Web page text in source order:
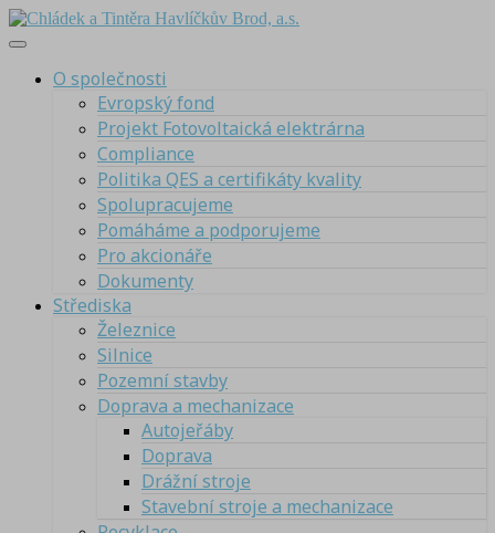
O společnosti
Evropský fond
Projekt Fotovoltaická elektrárna
Compliance
Politika QES a certifikáty kvality
Spolupracujeme
Pomáháme a podporujeme
Pro akcionáře
Dokumenty
Střediska
Železnice
Silnice
Pozemní stavby
Doprava a mechanizace
Autojeřáby
Doprava
Drážní stroje
Stavební stroje a mechanizace